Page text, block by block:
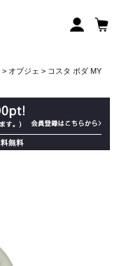
> オブジェ > コスタ ボダ MY